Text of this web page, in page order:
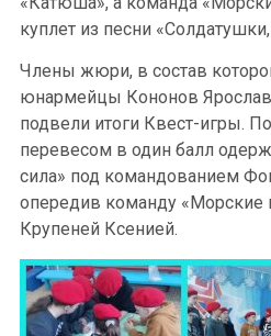
куплет из песни
Члены жюри, в состав
юнармейцы Кононов
подвели итоги Квест-игры.
перевесом в один балл
сила» под командованием
опередив команду «Морские
Крупеней Ксенией.